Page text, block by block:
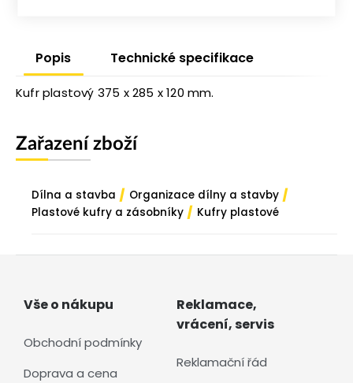
Popis Technické specifikace
Kufr plastový 375 x 285 x 120 mm.
Zařazení zboží
Dílna a stavba / Organizace dílny a stavby /
Plastové kufry a zásobníky / Kufry plastové
Vše o nákupu
Obchodní podmínky
Doprava a cena
Reklamace,
vrácení, servis
Reklamační řád